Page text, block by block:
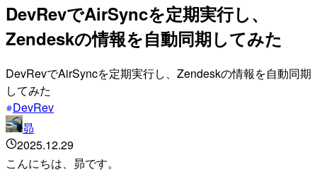
DevRevでAirSyncを定期実行し、
Zendeskの情報を自動同期してみた
DevRevでAirSyncを定期実行し、Zendeskの情報を自動同期
してみた
DevRev
昴
2025.12.29
こんにちは、昴です。